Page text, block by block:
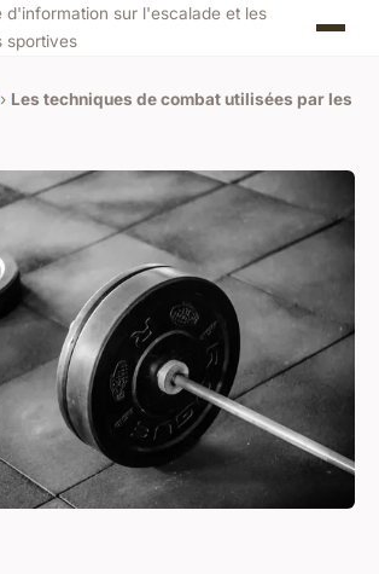
d'information sur l'escalade et les
sportives
› Les techniques de combat utilisées par les